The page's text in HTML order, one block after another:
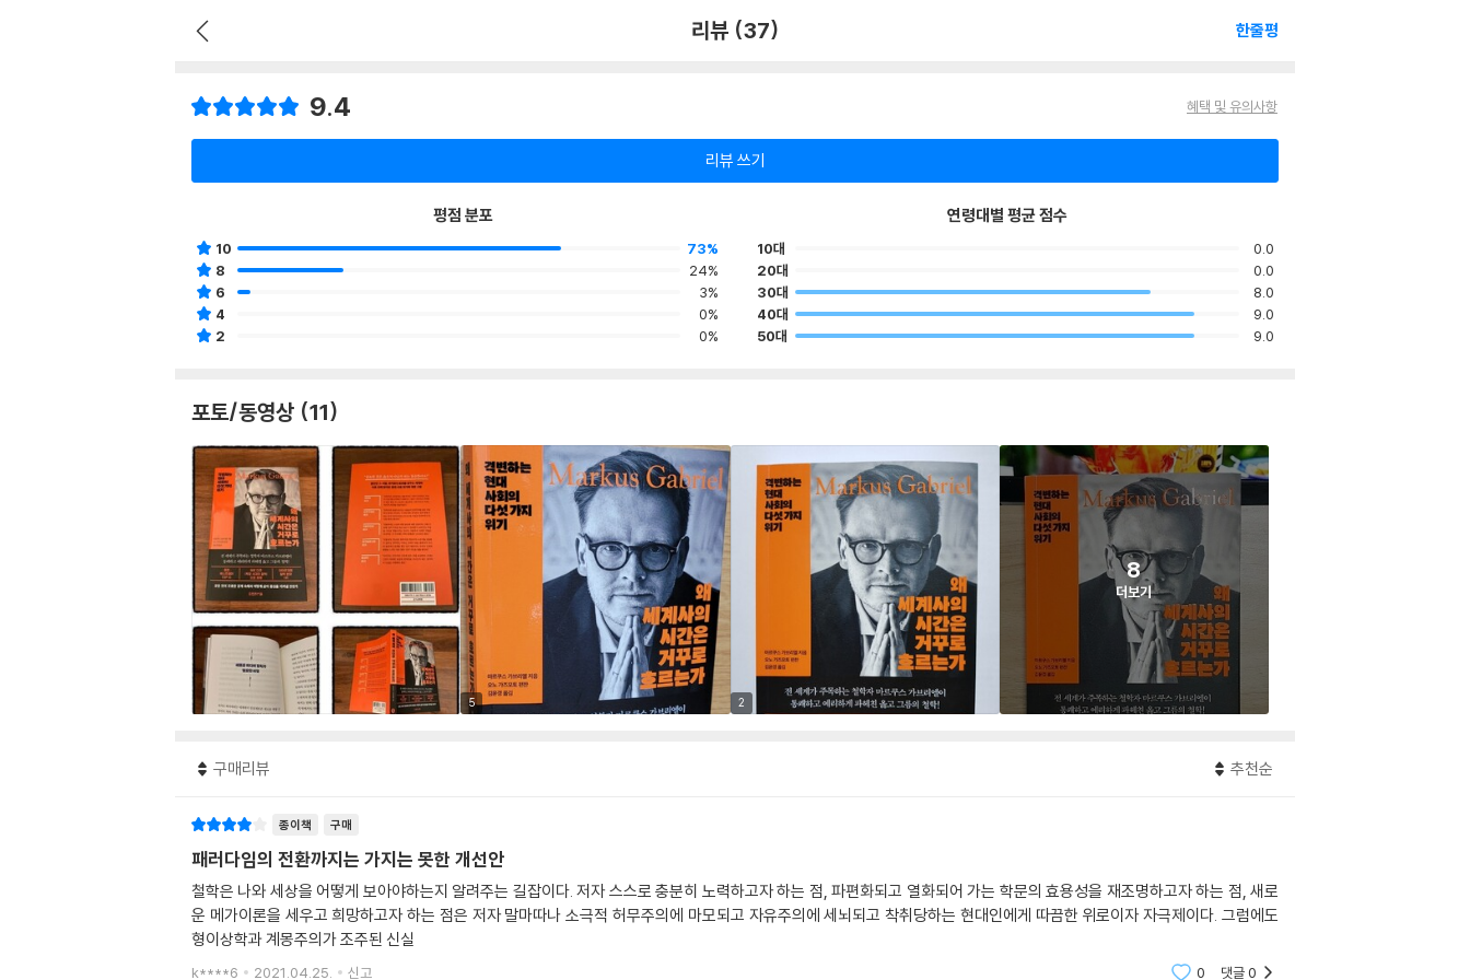
리뷰 (37) 한줄평
9.4 혜택 및 유의사항
리뷰 쓰기
평점 분포
10
73%
8
24%
6
3%
4
0%
2
0%
연령대별 평균 점수
10대
0.0
20대
0.0
30대
8.0
40대
9.0
50대
9.0
포토/동영상 (11)
5 2
8
더보기
구매리뷰 추천순
종이책 구매
패러다임의 전환까지는 가지는 못한 개선안
철학은 나와 세상을 어떻게 보아야하는지 알려주는 길잡이다. 저자 스스로 충분히 노력하고자 하는 점, 파편화되고 열화되어 가는 학문의 효용성을 재조명하고자 하는 점, 새로
운 메가이론을 세우고 희망하고자 하는 점은 저자 말마따나 소극적 허무주의에 마모되고 자유주의에 세뇌되고 착취당하는 현대인에게 따끔한 위로이자 자극제이다. 그럼에도
형이상학과 계몽주의가 조주된 신실
k****6 2021.04.25. 신고 0 댓글0